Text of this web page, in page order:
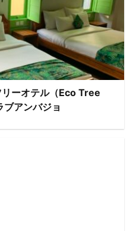
リーオテル（Eco Tree
アンバジョ